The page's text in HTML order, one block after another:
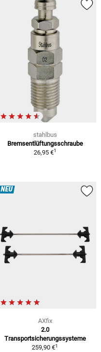
stahlbus
Bremsentlüftungsschraube
26,95 €1
NEU
AXfix
2.0
Transportsicherungssysteme
259,90 €1